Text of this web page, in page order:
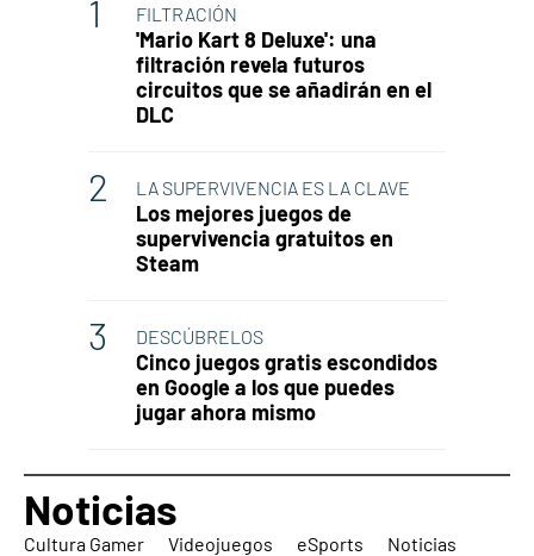
FILTRACIÓN
'Mario Kart 8 Deluxe': una
filtración revela futuros
circuitos que se añadirán en el
DLC
LA SUPERVIVENCIA ES LA CLAVE
Los mejores juegos de
supervivencia gratuitos en
Steam
DESCÚBRELOS
Cinco juegos gratis escondidos
en Google a los que puedes
jugar ahora mismo
Noticias
Cultura Gamer Videojuegos eSports
Noticias